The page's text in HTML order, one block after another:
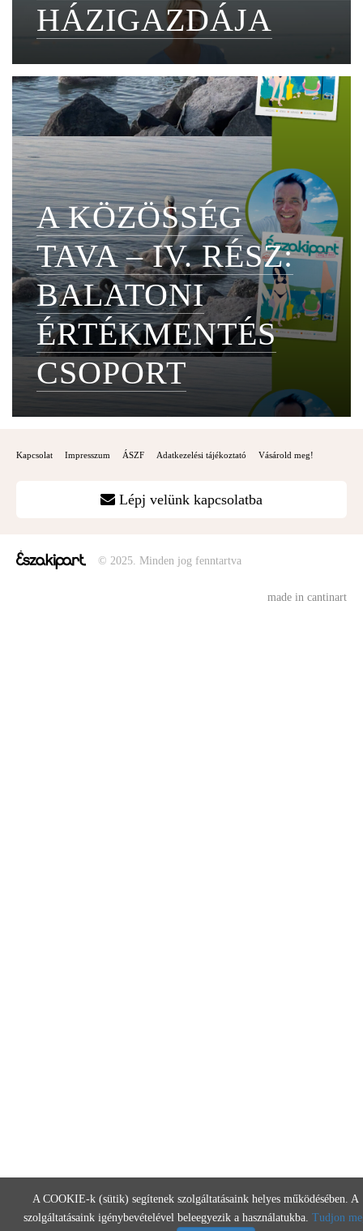
HÁZIGAZDÁJA
A KÖZÖSSÉG
TAVA – IV. RÉSZ:
BALATONI
ÉRTÉKMENTÉS
CSOPORT
Kapcsolat Impresszum ÁSZF Adatkezelési tájékoztató Vásárold meg!
Lépj velünk kapcsolatba
© 2025. Minden jog fenntartva
made in cantinart
A COOKIE-k (sütik) segítenek szolgáltatásaink helyes működésében. A
szolgáltatásaink igénybevételével beleegyezik a használatukba. Tudjon